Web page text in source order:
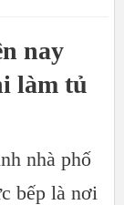
nay
làm tủ
nhà phố
bếp là nơi